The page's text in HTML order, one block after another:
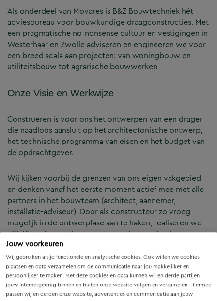
Jouw voorkeuren
Wij gebruiken altijd functionele en analytische cookies. Ook willen we cookies
plaatsen en data verzamelen om de communicatie naar jou makkelijker en
persoonlijker te maken. Met deze cookies en data kunnen wij en derde partijen
jouw internetgedrag binnen en buiten onze website volgen en verzamelen. Hiermee
passen wij en derden onze website, advertenties en communicatie aan jouw
Als onderdeel van Movares is B&Z Bouwtechniek hét
adviesbureau voor bouwkundige draagconstructies. Met
een pragmatische no-nonsense cultuur en vestigingen in
Westerhaar en Zwolle adviseren en engineeren we voor
een breed scala aan projecten: van woningbouw en
utiliteitsbouw tot agrarische bouwwerken
Onze Visie en Werkwijze
Construeren is voor ons het ontwerpen van een drager
die naadloos aansluit op het architectonische ontwerp,
het technische programma van eisen en het budget van
de opdrachtgever.
Wij kijken voorbij de grenzen van ons eigen vakgebied
en denken vanaf het eerste moment actief mee met alle
partners in het bouwteam (architect, aannemer,
installatie-adviseur). Door als constructeur zo vroeg
mogelijk in de ontwerpfase aan te haken, realiseren we
efficiënte, innovatieve en economisch optimale
constructies — voor zowel nieuwbouw als renovatie.
Onze Expertises en Activiteiten
B&Z Bouwtechniek verzorgt het volledige constructieve